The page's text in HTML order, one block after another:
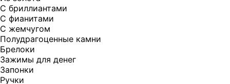
С бриллиантами
С фианитами
С жемчугом
Полудрагоценные камни
Брелоки
Зажимы для денег
Запонки
Ручки